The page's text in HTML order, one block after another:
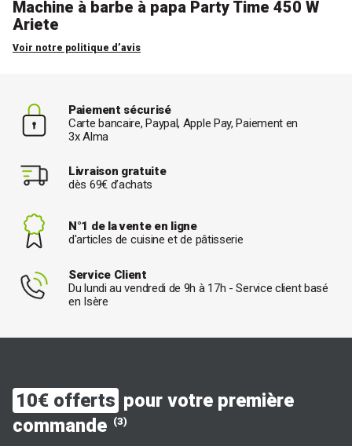
Machine à barbe à papa Party Time 450 W
Ariete
Voir notre politique d’avis
Paiement sécurisé
Carte bancaire, Paypal, Apple Pay, Paiement en
3x Alma
Livraison gratuite
dès 69€ d’achats
N°1 de la vente en ligne
d'articles de cuisine et de pâtisserie
Service Client
Du lundi au vendredi de 9h à 17h - Service client basé
en Isère
10€ offerts pour votre première
commande (3)